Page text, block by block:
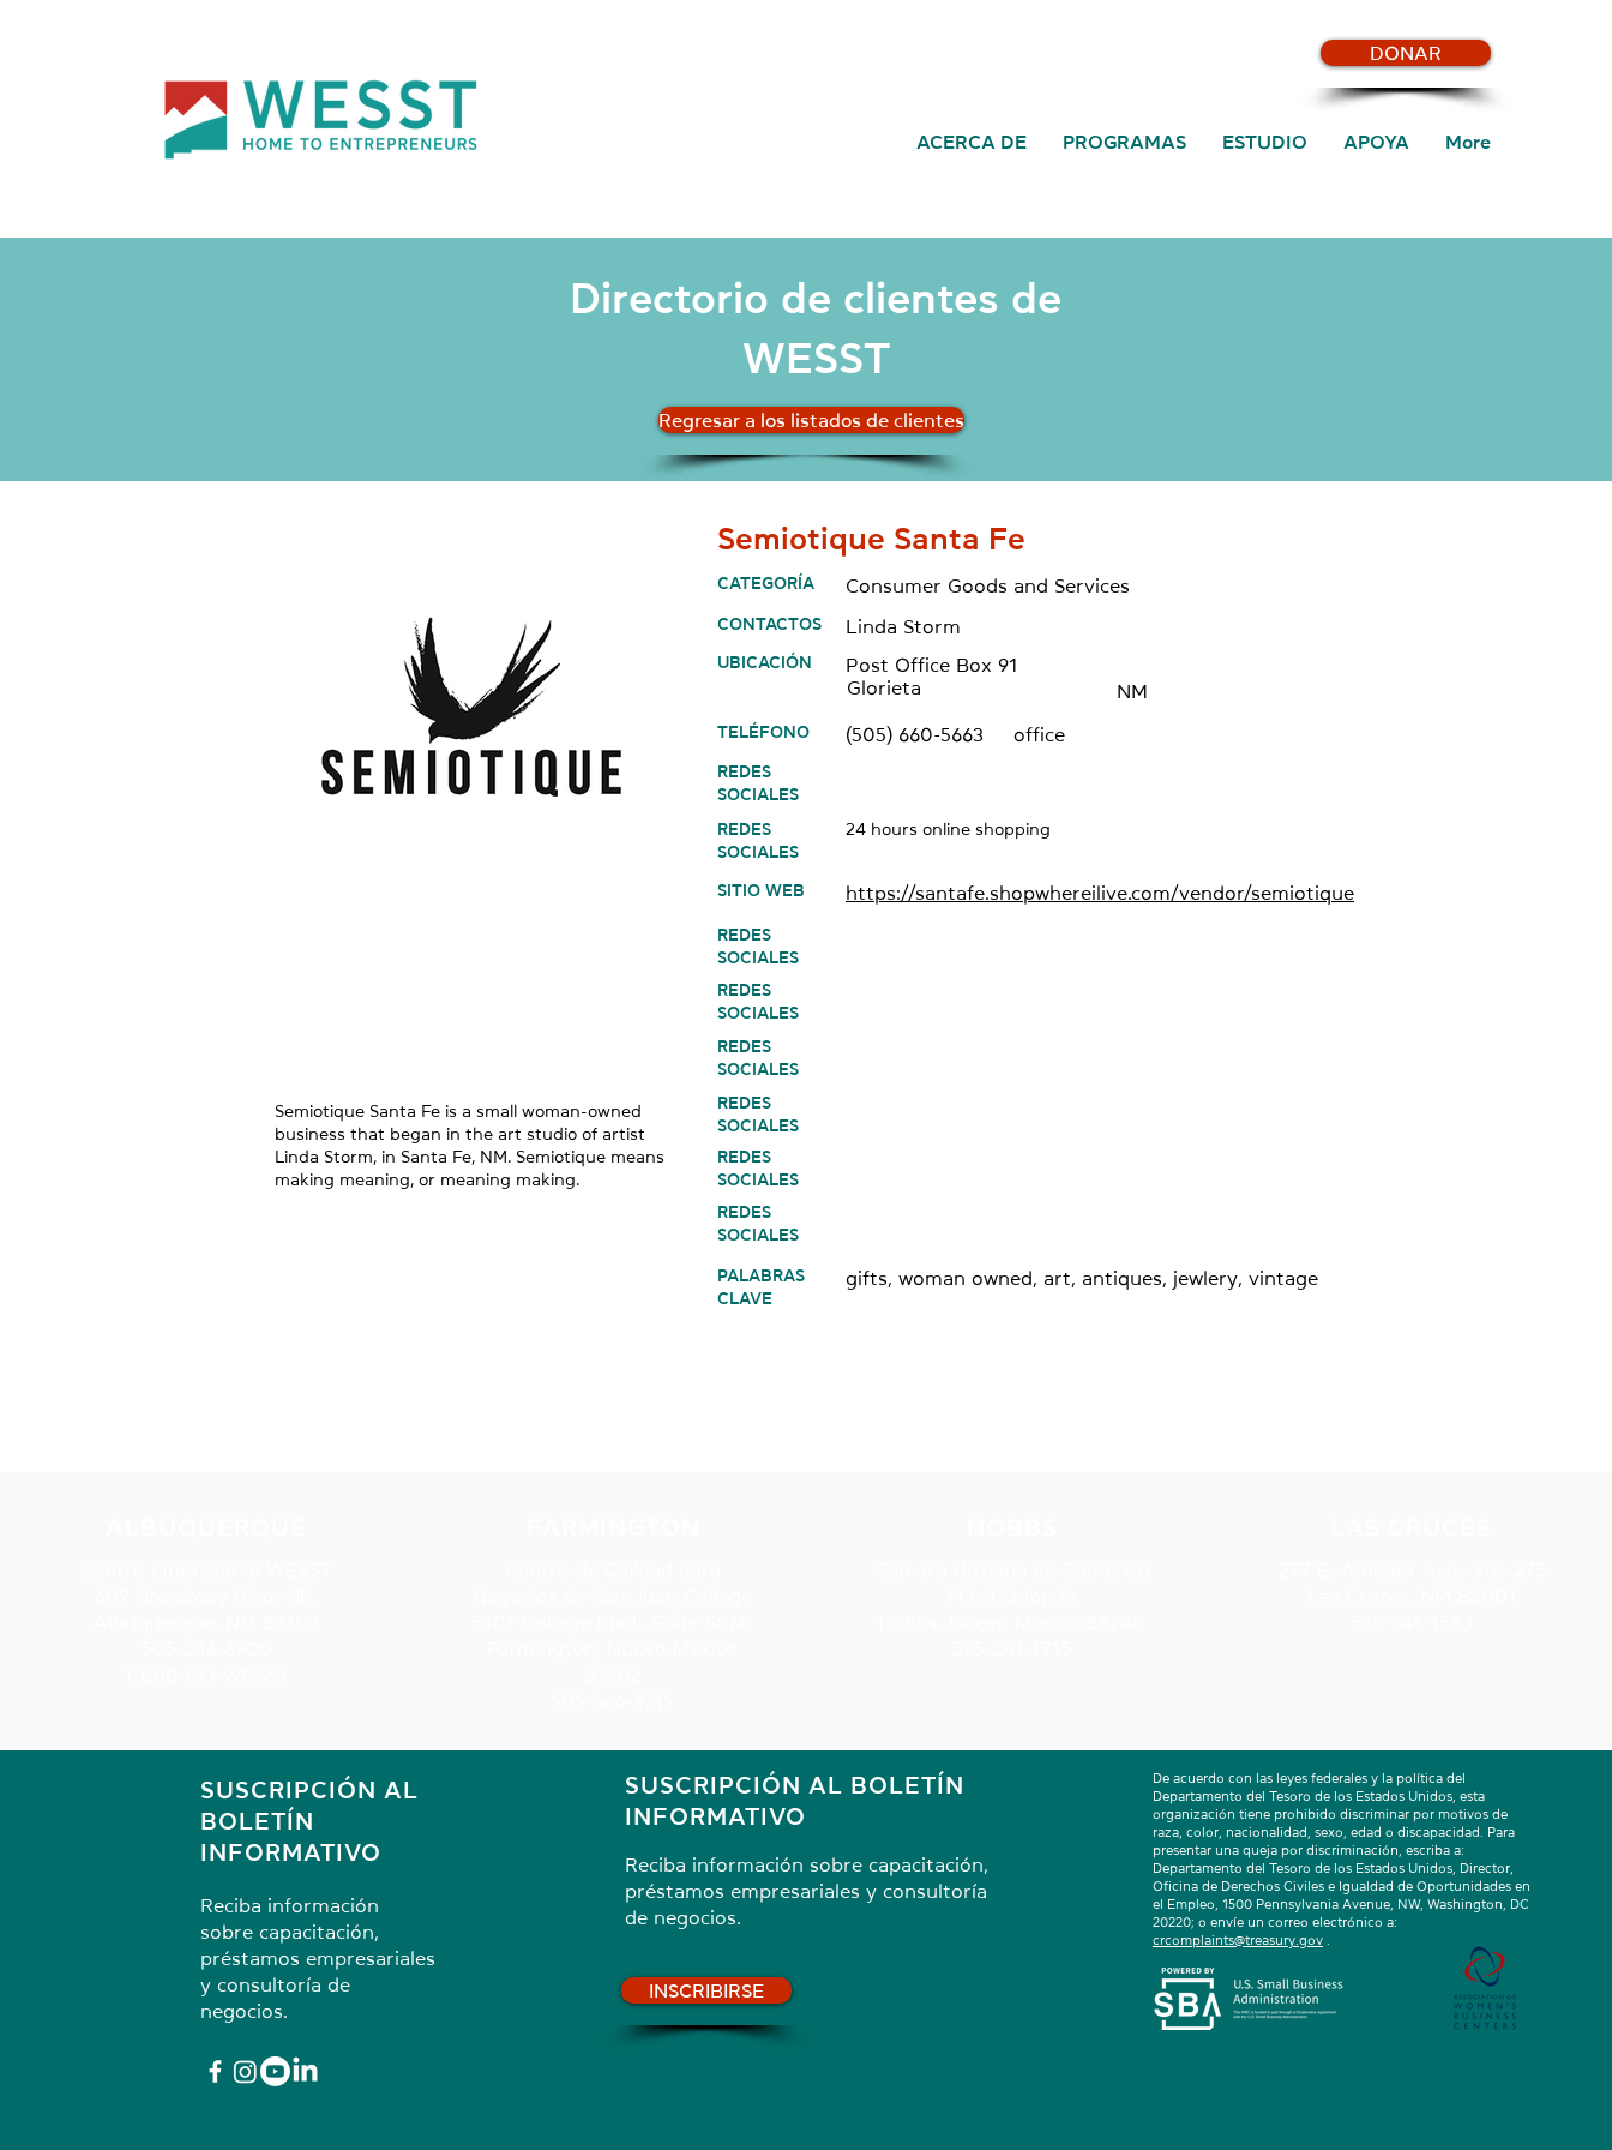
DONAR
ACERCA DE PROGRAMAS ESTUDIO APOYA More
Directorio de clientes de
WESST
Regresar a los listados de clientes
Semiotique Santa Fe is a small woman-owned
business that began in the art studio of artist
Linda Storm, in Santa Fe, NM. Semiotique means
making meaning, or meaning making.
Semiotique Santa Fe
CATEGORÍA
CONTACTOS
UBICACIÓN
Consumer Goods and Services
Linda Storm
Post Office Box 91
NM
TELÉFONO
REDES
SOCIALES
REDES
SOCIALES
SITIO WEB
REDES
SOCIALES
REDES
SOCIALES
REDES
SOCIALES
REDES
SOCIALES
REDES
SOCIALES
REDES
SOCIALES
PALABRAS
CLAVE
(505) 660-5663 office
24 hours online shopping
https://santafe.shopwhereilive.com/vendor/semiotique
gifts, woman owned, art, antiques, jewlery, vintage
Glorieta
SUSCRIPCIÓN AL
BOLETÍN
INFORMATIVO
Reciba información
sobre capacitación,
préstamos empresariales
y consultoría de
negocios.
SUSCRIPCIÓN AL BOLETÍN
INFORMATIVO
Reciba información sobre capacitación,
préstamos empresariales y consultoría
de negocios.
INSCRIBIRSE
De acuerdo con las leyes federales y la política del
Departamento del Tesoro de los Estados Unidos, esta
organización tiene prohibido discriminar por motivos de
raza, color, nacionalidad, sexo, edad o discapacidad. Para
presentar una queja por discriminación, escriba a:
Departamento del Tesoro de los Estados Unidos, Director,
Oficina de Derechos Civiles e Igualdad de Oportunidades en
el Empleo, 1500 Pennsylvania Avenue, NW, Washington, DC
20220; o envíe un correo electrónico a:
crcomplaints@treasury.gov